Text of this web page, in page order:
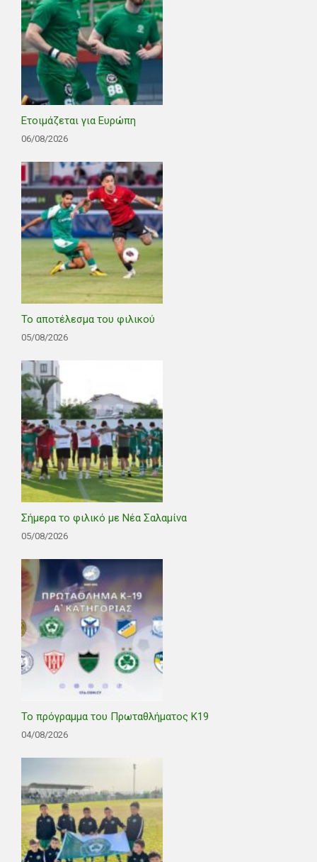
Ετοιμάζεται για Ευρώπη
06/08/2026
Το αποτέλεσμα του φιλικού
05/08/2026
Σήμερα το φιλικό με Νέα Σαλαμίνα
05/08/2026
Το πρόγραμμα του Πρωταθλήματος Κ19
04/08/2026